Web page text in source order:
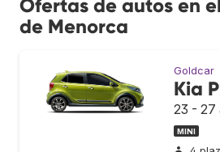
Ofertas de autos en
de Menorca
Goldcar
Kia
23 - 27
MINI